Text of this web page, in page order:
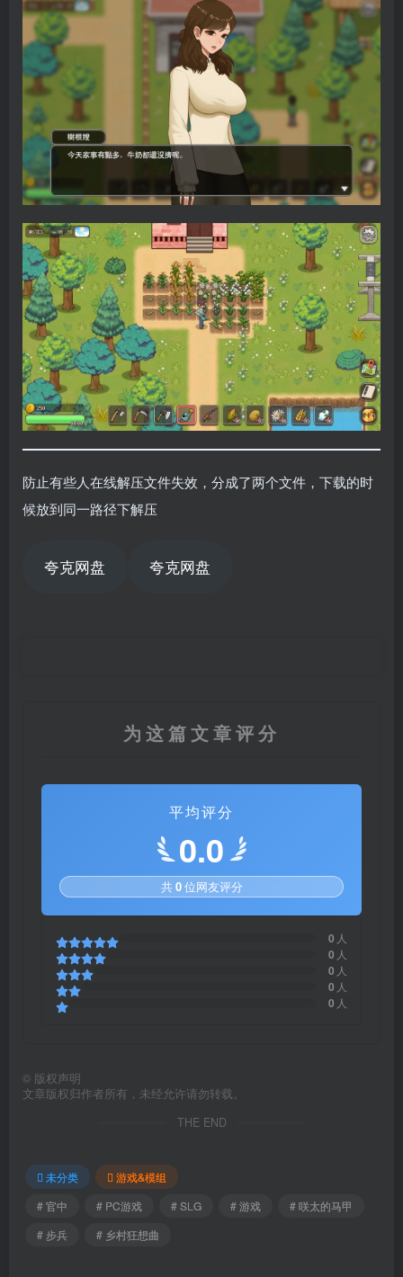
防止有些人在线解压文件失效，分成了两个文件，下载的时
候放到同一路径下解压
夸克网盘 夸克网盘
为这篇文章评分
平均评分
0.0
共0位网友评分
0 人
0 人
0 人
0 人
0 人
© 版权声明
文章版权归作者所有，未经允许请勿转载。
THE END
未分类
游戏&模组
# 官中
# PC游戏 # SLG # 游戏
# 咲太的马甲
# 步兵
# 乡村狂想曲